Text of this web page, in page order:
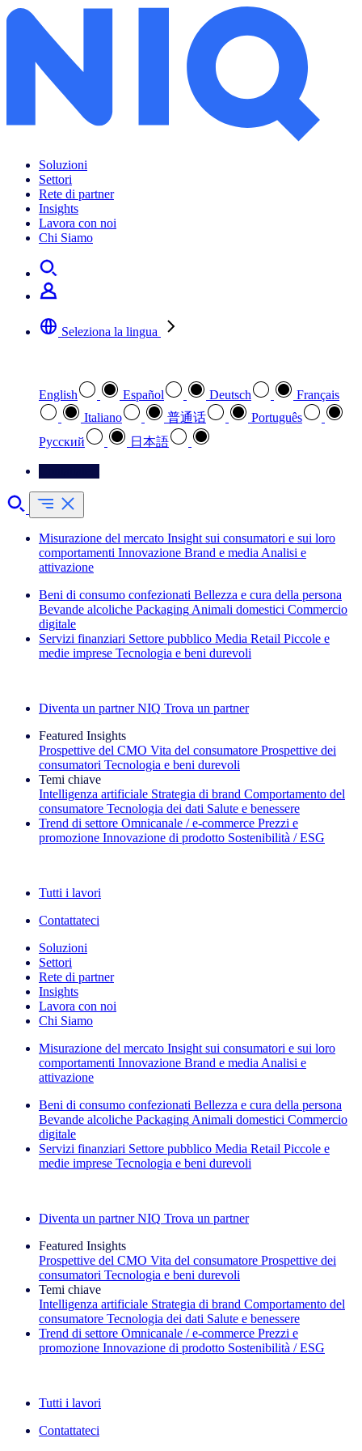
Soluzioni
Settori
Rete di partner
Insights
Lavora con noi
Chi Siamo
Seleziona la lingua
English Español Deutsch
Français
Italiano
普通话
Português
Pусский
日本語
Misurazione del mercato Insight sui consumatori e sui loro
comportamenti Innovazione Brand e media Analisi e
attivazione
Beni di consumo confezionati Bellezza e cura della persona
Bevande alcoliche Packaging Animali domestici Commercio
digitale
Servizi finanziari Settore pubblico Media Retail Piccole e
medie imprese Tecnologia e beni durevoli
Diventa un partner NIQ Trova un partner
Featured Insights
Prospettive del CMO Vita del consumatore Prospettive dei
consumatori Tecnologia e beni durevoli
Temi chiave
Intelligenza artificiale Strategia di brand Comportamento del
consumatore Tecnologia dei dati Salute e benessere
Trend di settore Omnicanale / e‑commerce Prezzi e
promozione Innovazione di prodotto Sostenibilità / ESG
Tutti i lavori
Contattateci
Soluzioni
Settori
Rete di partner
Insights
Lavora con noi
Chi Siamo
Misurazione del mercato Insight sui consumatori e sui loro
comportamenti Innovazione Brand e media Analisi e
attivazione
Beni di consumo confezionati Bellezza e cura della persona
Bevande alcoliche Packaging Animali domestici Commercio
digitale
Servizi finanziari Settore pubblico Media Retail Piccole e
medie imprese Tecnologia e beni durevoli
Diventa un partner NIQ Trova un partner
Featured Insights
Prospettive del CMO Vita del consumatore Prospettive dei
consumatori Tecnologia e beni durevoli
Temi chiave
Intelligenza artificiale Strategia di brand Comportamento del
consumatore Tecnologia dei dati Salute e benessere
Trend di settore Omnicanale / e‑commerce Prezzi e
promozione Innovazione di prodotto Sostenibilità / ESG
Tutti i lavori
Contattateci